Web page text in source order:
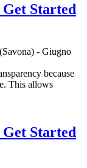
Started
- Giugno
because
This allows
Started